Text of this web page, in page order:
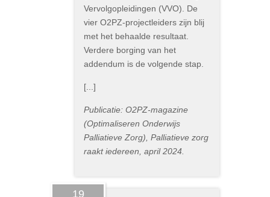
Vervolgopleidingen (VVO). De
vier O2PZ-projectleiders zijn blij
met het behaalde resultaat.
Verdere borging van het
addendum is de volgende stap.
[...]
Publicatie: O2PZ-magazine
(Optimaliseren Onderwijs
Palliatieve Zorg), Palliatieve zorg
raakt iedereen, april 2024.
19